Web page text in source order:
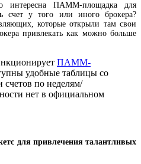
интересна ПАММ-площадка для
счет у того или иного брокера?
которые открыли там свои
привлекать как можно больше
ПАММ-
удобные таблицы со
счетов по неделям/
нет в официальном
для привлечения талантливых